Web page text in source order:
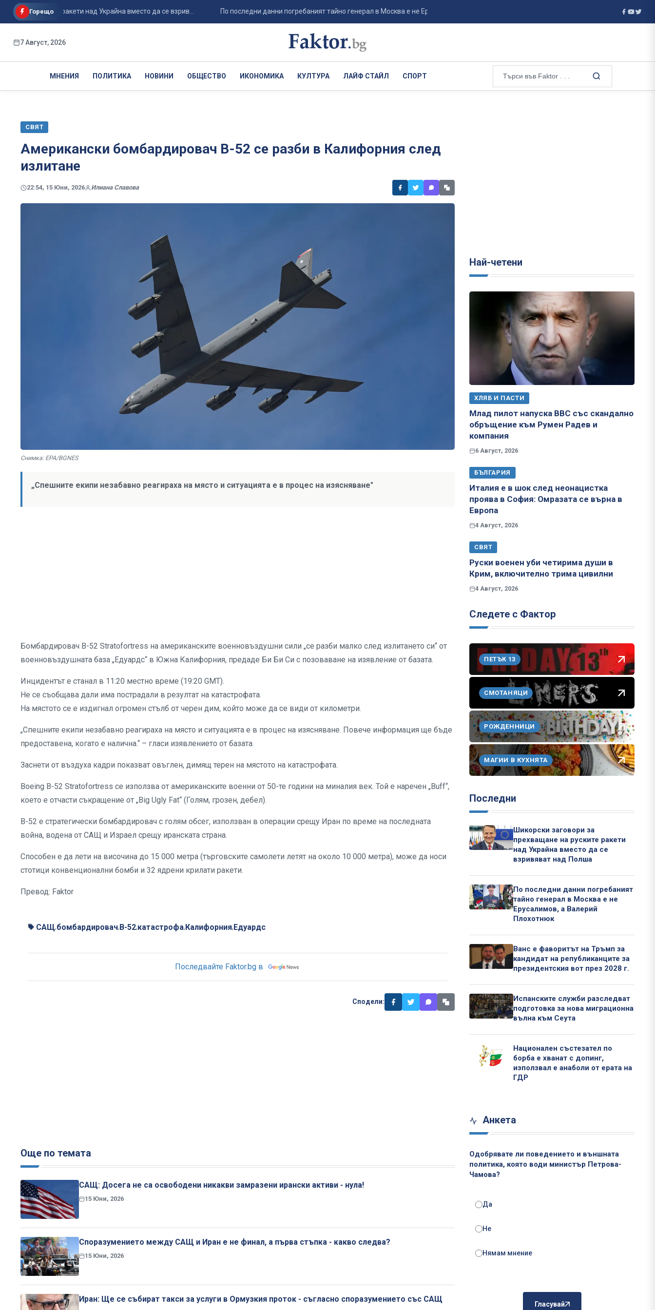
Горещо
руските ракети над Украйна вместо да се взрив... По последни данни погребаният тайно генерал в Москва е не Ерусалимов, а Валерий ... Ванс е фаворитът на Тръмп за кандидат на
7 Август, 2026
МНЕНИЯ ПОЛИТИКА НОВИНИ ОБЩЕСТВО ИКОНОМИКА КУЛТУРА ЛАЙФ СТАЙЛ СПОРТ
СВЯТ
Американски бомбардировач B-52 се разби в Калифорния след
излитане
22:54, 15 Юни, 2026 Илиана Славова
Снимка: EPA/BGNES
„Спешните екипи незабавно реагираха на място и ситуацията е в процес на изясняване"
Бомбардировач B-52 Stratofortress на американските военновъздушни сили „се разби малко след излитането си“ от
военновъздушната база „Едуардс“ в Южна Калифорния, предаде Би Би Си с позоваване на изявление от базата.
Инцидентът е станал в 11:20 местно време (19:20 GMT).
Не се съобщава дали има пострадали в резултат на катастрофата.
На мястото се е издигнал огромен стълб от черен дим, който може да се види от километри.
„Спешните екипи незабавно реагираха на място и ситуацията е в процес на изясняване. Повече информация ще бъде
предоставена, когато е налична.“ – гласи изявлението от базата.
Заснети от въздуха кадри показват овъглен, димящ терен на мястото на катастрофата.
Boeing B-52 Stratofortress се използва от американските военни от 50-те години на миналия век. Той е наречен „Buff“,
което е отчасти съкращение от „Big Ugly Fat“ (Голям, грозен, дебел).
B-52 е стратегически бомбардировач с голям обсег, използван в операции срещу Иран по време на последната
война, водена от САЩ и Израел срещу иранската страна.
Способен е да лети на височина до 15 000 метра (търговските самолети летят на около 10 000 метра), може да носи
стотици конвенционални бомби и 32 ядрени крилати ракети.
Превод: Faktor
САЩ,бомбардировач,B-52,катастрофа,Калифорния,Едуардс
Последвайте Faktor.bg в
Сподели:
Още по темата
САЩ: Досега не са освободени никакви замразени ирански активи - нула!
15 Юни, 2026
Споразумението между САЩ и Иран е не финал, а първа стъпка - какво следва?
15 Юни, 2026
Иран: Ще се събират такси за услуги в Ормузкия проток - съгласно споразумението със САЩ
Най-четени
ХЛЯБ И ПАСТИ
Млад пилот напуска ВВС със скандално
обръщение към Румен Радев и
компания
6 Август, 2026
БЪЛГАРИЯ
Италия е в шок след неонацистка
проява в София: Омразата се върна в
Европа
4 Август, 2026
СВЯТ
Руски военен уби четирима души в
Крим, включително трима цивилни
4 Август, 2026
Следете с Фактор
ПЕТЪК 13
СМОТАНЯЦИ
РОЖДЕННИЦИ
МАГИИ В КУХНЯТА
Последни
Шикорски заговори за
прехващане на руските ракети
над Украйна вместо да се
взривяват над Полша
По последни данни погребаният
тайно генерал в Москва е не
Ерусалимов, а Валерий
Плохотнюк
Ванс е фаворитът на Тръмп за
кандидат на републиканците за
президентския вот през 2028 г.
Испанските служби разследват
подготовка за нова миграционна
вълна към Сеута
Национален състезател по
борба е хванат с допинг,
използвал е анаболи от ерата на
ГДР
Анкета
Одобрявате ли поведението и външната
политика, която води министър Петрова-
Чамова?
Да
Не
Нямам мнение
Гласувай